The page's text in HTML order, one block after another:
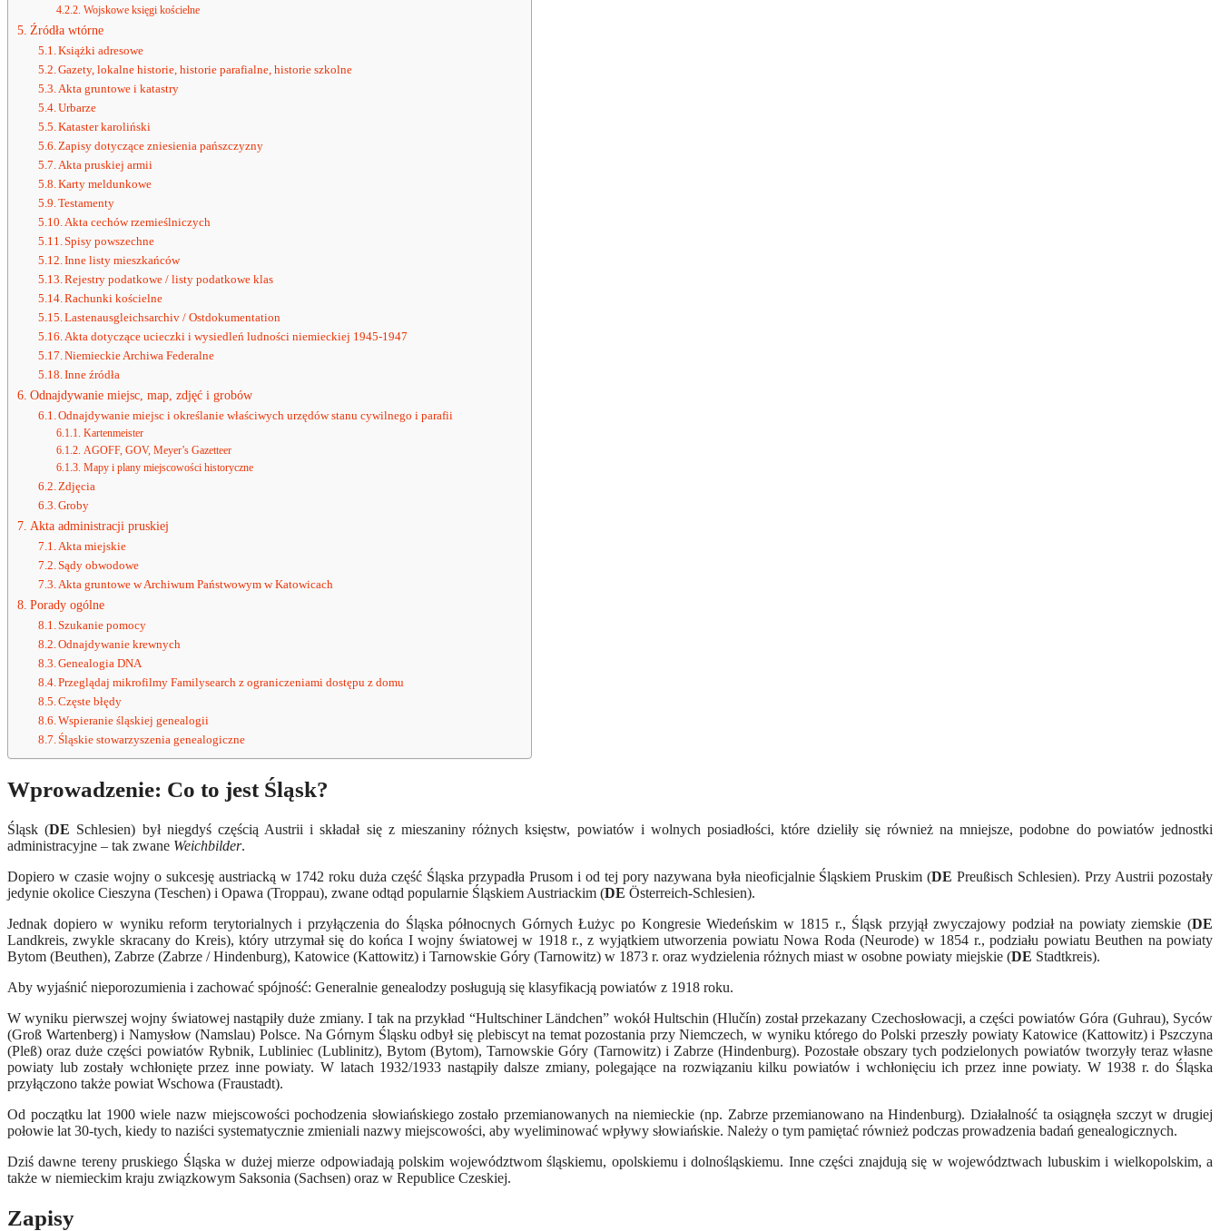
Wojskowe księgi kościelne
Źródła wtórne
Książki adresowe
Gazety, lokalne historie, historie parafialne, historie szkolne
Akta gruntowe i katastry
Urbarze
Kataster karoliński
Zapisy dotyczące zniesienia pańszczyzny
Akta pruskiej armii
Karty meldunkowe
Testamenty
Akta cechów rzemieślniczych
Spisy powszechne
Inne listy mieszkańców
Rejestry podatkowe / listy podatkowe klas
Rachunki kościelne
Lastenausgleichsarchiv / Ostdokumentation
Akta dotyczące ucieczki i wysiedleń ludności niemieckiej 1945-1947
Niemieckie Archiwa Federalne
Inne źródła
Odnajdywanie miejsc, map, zdjęć i grobów
Odnajdywanie miejsc i określanie właściwych urzędów stanu cywilnego i parafii
Kartenmeister
AGOFF, GOV, Meyer’s Gazetteer
Mapy i plany miejscowości historyczne
Zdjęcia
Groby
Akta administracji pruskiej
Akta miejskie
Sądy obwodowe
Akta gruntowe w Archiwum Państwowym w Katowicach
Porady ogólne
Szukanie pomocy
Odnajdywanie krewnych
Genealogia DNA
Przeglądaj mikrofilmy Familysearch z ograniczeniami dostępu z domu
Częste błędy
Wspieranie śląskiej genealogii
Śląskie stowarzyszenia genealogiczne
Wprowadzenie: Co to jest Śląsk?
Śląsk (DE Schlesien) był niegdyś częścią Austrii i składał się z mieszaniny różnych księstw, powiatów i wolnych posiadłości, które dzieliły się również na mniejsze, podobne do powiatów jednostki
administracyjne – tak zwane Weichbilder.
Dopiero w czasie wojny o sukcesję austriacką w 1742 roku duża część Śląska przypadła Prusom i od tej pory nazywana była nieoficjalnie Śląskiem Pruskim (DE Preußisch Schlesien). Przy Austrii pozostały
jedynie okolice Cieszyna (Teschen) i Opawa (Troppau), zwane odtąd popularnie Śląskiem Austriackim (DE Österreich-Schlesien).
Jednak dopiero w wyniku reform terytorialnych i przyłączenia do Śląska północnych Górnych Łużyc po Kongresie Wiedeńskim w 1815 r., Śląsk przyjął zwyczajowy podział na powiaty ziemskie (DE
Landkreis, zwykle skracany do Kreis), który utrzymał się do końca I wojny światowej w 1918 r., z wyjątkiem utworzenia powiatu Nowa Roda (Neurode) w 1854 r., podziału powiatu Beuthen na powiaty
Bytom (Beuthen), Zabrze (Zabrze / Hindenburg), Katowice (Kattowitz) i Tarnowskie Góry (Tarnowitz) w 1873 r. oraz wydzielenia różnych miast w osobne powiaty miejskie (DE Stadtkreis).
Aby wyjaśnić nieporozumienia i zachować spójność: Generalnie genealodzy posługują się klasyfikacją powiatów z 1918 roku.
W wyniku pierwszej wojny światowej nastąpiły duże zmiany. I tak na przykład “Hultschiner Ländchen” wokół Hultschin (Hlučín) został przekazany Czechosłowacji, a części powiatów Góra (Guhrau), Syców
(Groß Wartenberg) i Namysłow (Namslau) Polsce. Na Górnym Śląsku odbył się plebiscyt na temat pozostania przy Niemczech, w wyniku którego do Polski przeszły powiaty Katowice (Kattowitz) i Pszczyna
(Pleß) oraz duże części powiatów Rybnik, Lubliniec (Lublinitz), Bytom (Bytom), Tarnowskie Góry (Tarnowitz) i Zabrze (Hindenburg). Pozostałe obszary tych podzielonych powiatów tworzyły teraz własne
powiaty lub zostały wchłonięte przez inne powiaty. W latach 1932/1933 nastąpiły dalsze zmiany, polegające na rozwiązaniu kilku powiatów i wchłonięciu ich przez inne powiaty. W 1938 r. do Śląska
przyłączono także powiat Wschowa (Fraustadt).
Od początku lat 1900 wiele nazw miejscowości pochodzenia słowiańskiego zostało przemianowanych na niemieckie (np. Zabrze przemianowano na Hindenburg). Działalność ta osiągnęła szczyt w drugiej
połowie lat 30-tych, kiedy to naziści systematycznie zmieniali nazwy miejscowości, aby wyeliminować wpływy słowiańskie. Należy o tym pamiętać również podczas prowadzenia badań genealogicznych.
Dziś dawne tereny pruskiego Śląska w dużej mierze odpowiadają polskim województwom śląskiemu, opolskiemu i dolnośląskiemu. Inne części znajdują się w województwach lubuskim i wielkopolskim, a
także w niemieckim kraju związkowym Saksonia (Sachsen) oraz w Republice Czeskiej.
Zapisy